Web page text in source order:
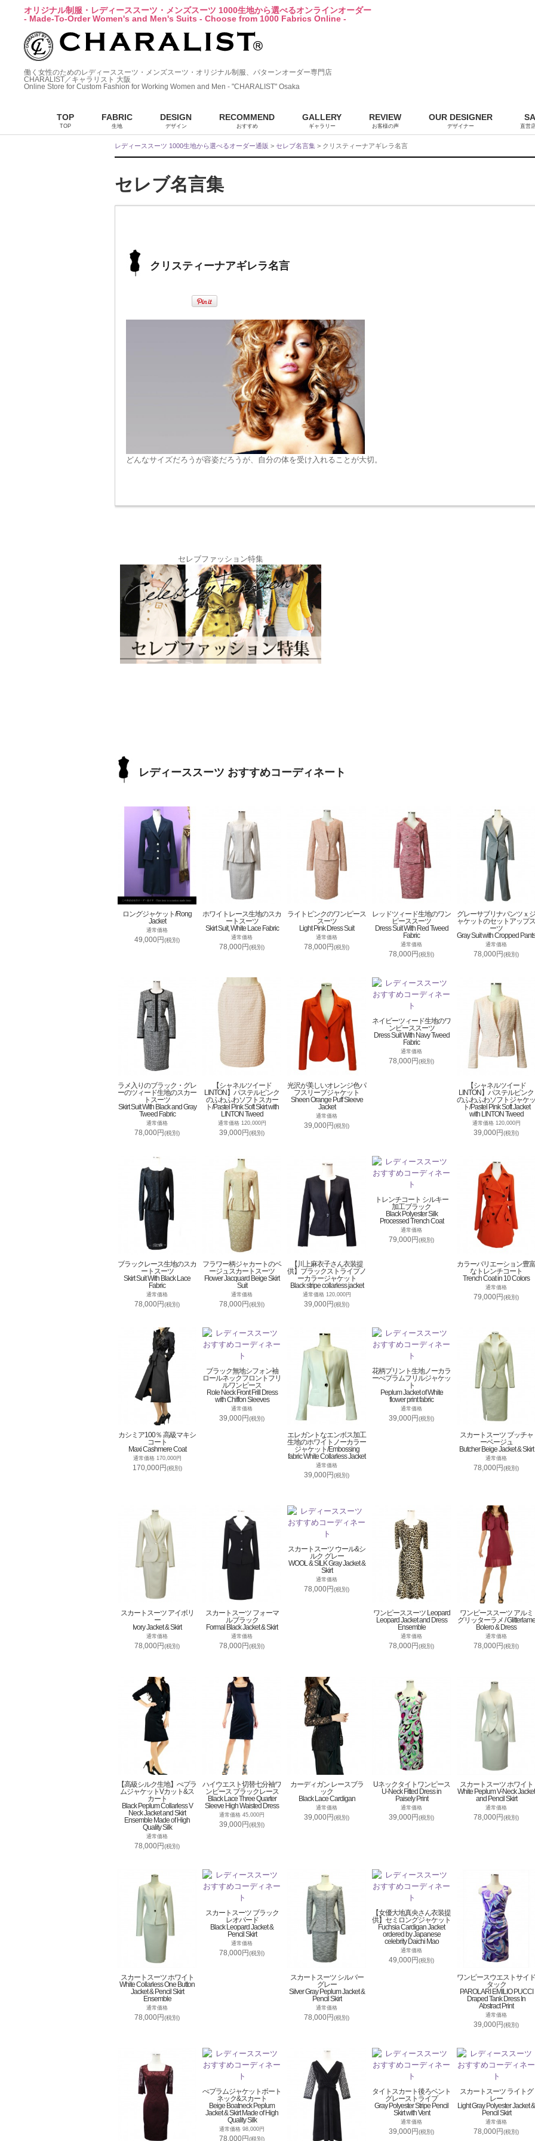
オリジナル制服・レディーススーツ・メンズスーツ 1000生地から選べるオンラインオーダー
- Made-To-Order Women's and Men's Suits - Choose from 1000 Fabrics Online -
働く女性のためのレディーススーツ・メンズスーツ・オリジナル制服、パターンオーダー専門店
CHARALIST／キャラリスト 大阪
Online Store for Custom Fashion for Working Women and Men - "CHARALIST" Osaka
TOP
TOP
FABRIC
生地
DESIGN
デザイン
RECOMMEND
おすすめ
GALLERY
ギャラリー
REVIEW
お客様の声
OUR DESIGNER
デザイナー 直営
レディーススーツ 1000生地から選べるオーダー通販 > セレブ名言集 > クリスティーナアギレラ名言
セレブ名言集
クリスティーナアギレラ名言
どんなサイズだろうが容姿だろうが、自分の体を受け入れることが大切。
セレブファッション特集
レディーススーツ おすすめコーディネート
ロングジャケット/Rong
Jacket
通常価格
49,000円(税別)
ホワイトレース生地のスカ
ートスーツ
Skirt Suit, White Lace Fabric
通常価格
78,000円(税別)
ライトピンクのワンピース
スーツ
Light Pink Dress Suit
通常価格
78,000円(税別)
レッドツィード生地のワン
ピーススーツ
Dress Suit With Red Tweed
Fabric
通常価格
78,000円(税別)
グレーサブリナパンツｘジ
ャケットのセットアップス
ーツ
Gray Suit with Cropped Pants
通常価格
78,000円(税別)
ラメ入りのブラック・グレ
ーのツィード生地のスカー
トスーツ
Skirt Suit With Black and Gray
Tweed Fabric
通常価格
78,000円(税別)
【シャネルツイード
LINTON】パステルピンク
のふわふわソフトスカー
ト/Pastel Pink Soft Skirt with
LINTON Tweed
通常価格 120,000円
39,000円(税別)
光沢が美しいオレンジ色パ
フスリーブジャケット
Sheen Orange Puff Sleeve
Jacket
通常価格
39,000円(税別)
ネイビーツィード生地のワ
ンピーススーツ
Dress Suit With Navy Tweed
Fabric
通常価格
78,000円(税別)
【シャネルツイード
LINTON】パステルピンク
のふわふわソフトジャケッ
ト/Pastel Pink Soft Jacket
with LINTON Tweed
通常価格 120,000円
39,000円(税別)
ブラックレース生地のスカ
ートスーツ
Skirt Suit With Black Lace
Fabric
通常価格
78,000円(税別)
フラワー柄ジャカートのベ
ージュスカートスーツ
Flower Jacquard Beige Skirt
Suit
通常価格
78,000円(税別)
【川上麻衣子さん衣装提
供】ブラックストライプノ
ーカラージャケット
Black stripe collarless jacket
通常価格 120,000円
39,000円(税別)
トレンチコート シルキー
加工ブラック
Black Polyester Silk
Processed Trench Coat
通常価格
79,000円(税別)
カラーバリエーション豊富
なトレンチコート
Trench Coat in 10 Colors
通常価格
79,000円(税別)
カシミア100％ 高級マキシ
コート
Maxi Cashmere Coat
通常価格 170,000円
170,000円(税別)
ブラック無地シフォン袖
ロールネックフロントフリ
ルワンピース
Role Neck Front Frill Dress
with Chiffon Sleeves
通常価格
39,000円(税別)
エレガントなエンボス加工
生地のホワイトノーカラー
ジャケット/Embossing
fabric White Collarless Jacket
通常価格
39,000円(税別)
花柄プリント生地ノーカラ
ーぺプラムフリルジャケッ
ト
Peplum Jacket of White
flower print fabric
通常価格
39,000円(税別)
スカートスーツ ブッチャ
ーベージュ
Butcher Beige Jacket & Skirt
通常価格
78,000円(税別)
スカートスーツ アイボリ
ー
Ivory Jacket & Skirt
通常価格
78,000円(税別)
スカートスーツ フォーマ
ルブラック
Formal Black Jacket & Skirt
通常価格
78,000円(税別)
スカートスーツ ウール&シ
ルク グレー
WOOL & SILK Gray Jacket &
Skirt
通常価格
78,000円(税別)
ワンピーススーツ Leopard
Leopard Jacket and Dress
Ensemble
通常価格
78,000円(税別)
ワンピーススーツ アルミ
グリッターラメ / Glitterlame
Bolero & Dress
通常価格
78,000円(税別)
【高級シルク生地】ぺプラ
ムジャケットVカット&ス
カート
Black Peplum Collarless V
Neck Jacket and Skirt
Ensemble Made of High
Quality Silk
通常価格
78,000円(税別)
ハイウエスト切替七分袖ワ
ンピース ブラックレース
Black Lace Three Quarter
Sleeve High Waisted Dress
通常価格 45,000円
39,000円(税別)
カーディガン レースブラ
ック
Black Lace Cardigan
通常価格
39,000円(税別)
Uネックタイトワンピース
U-Neck Fitted Dress in
Paisely Print
通常価格
39,000円(税別)
スカートスーツ ホワイト
White Peplum V-Neck Jacket
and Pencil Skirt
通常価格
78,000円(税別)
スカートスーツ ホワイト
White Collarless One Button
Jacket & Pencil Skirt
Ensemble
通常価格
78,000円(税別)
スカートスーツ ブラック
レオパード
Black Leopard Jacket &
Pencil Skirt
通常価格
78,000円(税別)
スカートスーツ シルバー
グレー
Silver Gray Peplum Jacket &
Pencil Skirt
通常価格
78,000円(税別)
【女優大地真央さん衣装提
供】セミロングジャケット
Fuchsia Cardigan Jacket
ordered by Japanese
celebrity Daichi Mao
通常価格
49,000円(税別)
ワンピースウエストサイド
タック
PAROLARI EMILIO PUCCI
Draped Tank Dress In
Abstract Print
通常価格
39,000円(税別)
ぺプラムジャケットボート
ネック&スカート
Beige Boatneck Peplum
Jacket & Skirt Made of High
Quality Silk
通常価格 98,000円
78,000円(税別)
タイトスカート後ろベント
グレーストライプ
Gray Polyester Stripe Pencil
Skirt with Vent
通常価格
39,000円(税別)
スカートスーツ ライトグ
レー
Light Gray Polyester Jacket &
Pencil Skirt
通常価格
78,000円(税別)